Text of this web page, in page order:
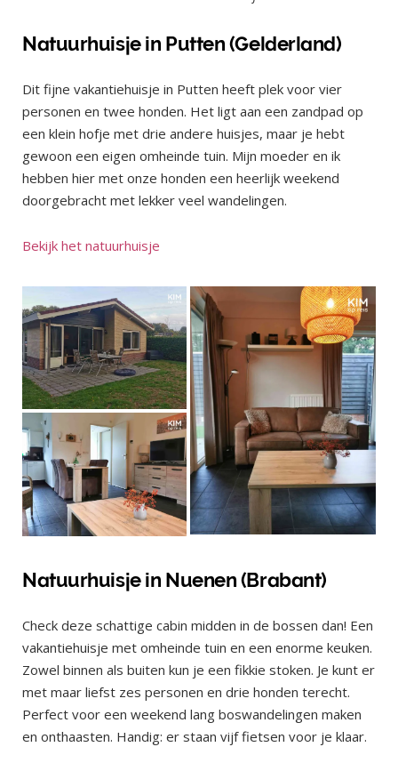
Natuurhuisje in Putten (Gelderland)
Dit fijne vakantiehuisje in Putten heeft plek voor vier
personen en twee honden. Het ligt aan een zandpad op
een klein hofje met drie andere huisjes, maar je hebt
gewoon een eigen omheinde tuin. Mijn moeder en ik
hebben hier met onze honden een heerlijk weekend
doorgebracht met lekker veel wandelingen.
Bekijk het natuurhuisje
Natuurhuisje in Nuenen (Brabant)
Check deze schattige cabin midden in de bossen dan! Een
vakantiehuisje met omheinde tuin en een enorme keuken.
Zowel binnen als buiten kun je een fikkie stoken. Je kunt er
met maar liefst zes personen en drie honden terecht.
Perfect voor een weekend lang boswandelingen maken
en onthaasten. Handig: er staan vijf fietsen voor je klaar.